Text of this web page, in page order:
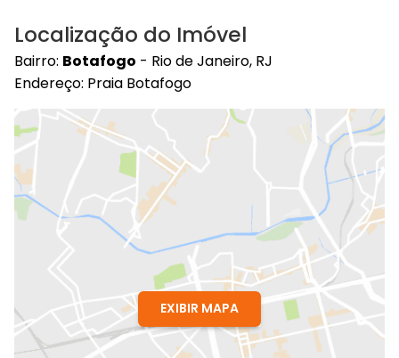
Localização do Imóvel
Bairro: Botafogo - Rio de Janeiro, RJ
Endereço: Praia Botafogo
EXIBIR MAPA